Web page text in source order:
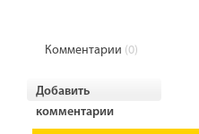
Комментарии (0)
Добавить
комментарии